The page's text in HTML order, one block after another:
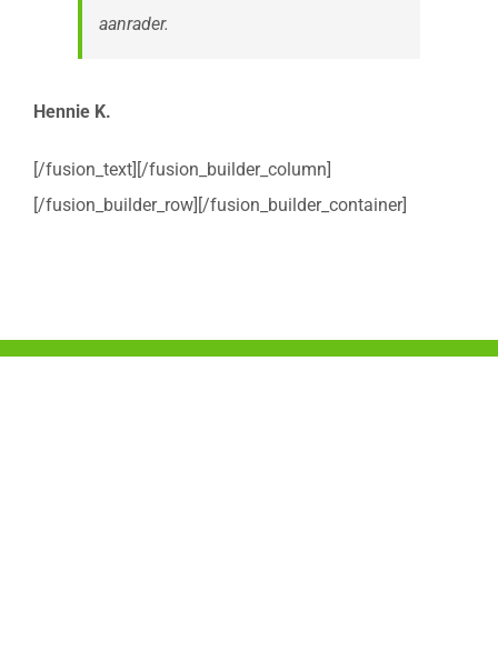
aanrader.
Hennie K.
[/fusion_text][/fusion_builder_column]
[/fusion_builder_row][/fusion_builder_container]